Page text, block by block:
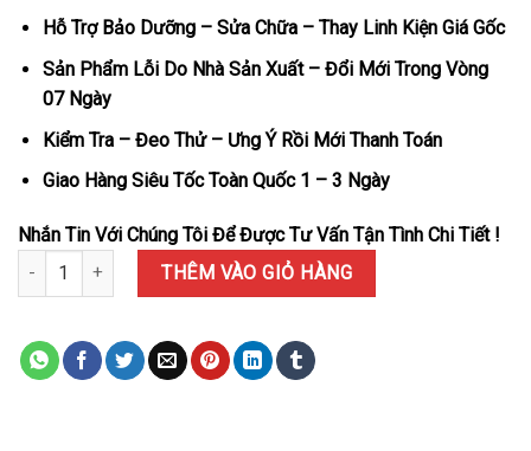
Hỗ Trợ Bảo Dưỡng – Sửa Chữa – Thay Linh Kiện Giá Gốc
Sản Phẩm Lỗi Do Nhà Sản Xuất – Đổi Mới Trong Vòng
07 Ngày
Kiểm Tra – Đeo Thử – Ưng Ý Rồi Mới Thanh Toán
Giao Hàng Siêu Tốc Toàn Quốc 1 – 3 Ngày
Nhắn Tin Với Chúng Tôi Để Được Tư Vấn Tận Tình Chi Tiết !
Đồng Hồ RRolex Day-Date 228349RBR Chế Tác Mặt Số
THÊM VÀO GIỎ HÀNG